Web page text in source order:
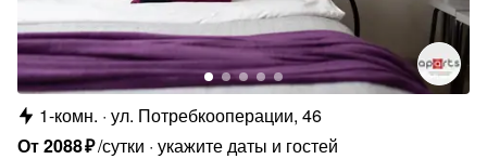
1-комн. ул. Потребкооперации, 46
От2088₽/сутки укажите даты и гостей